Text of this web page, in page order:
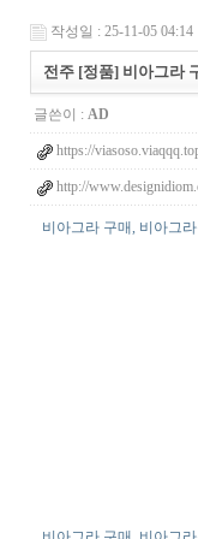
작성일 : 25-11-05 04:14
전주 [정품] 비아그라
글쓴이 : AD
https://
http://
비아그라 구매, 비아그